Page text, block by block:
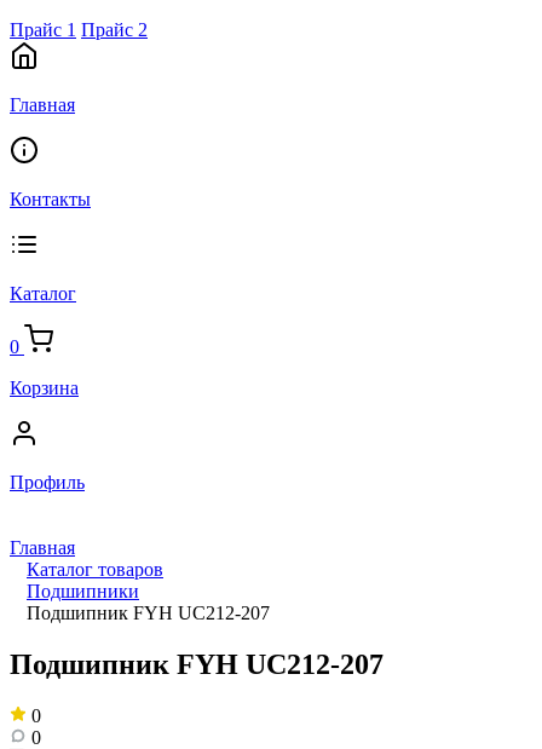
Прайс 1 Прайс 2
Главная
Контакты
Каталог
0
Корзина
Профиль
Главная
Каталог товаров
Подшипники
Подшипник FYH UC212-207
Подшипник FYH UC212-207
0
0